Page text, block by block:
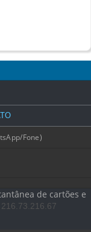
Fone)
de cartões e